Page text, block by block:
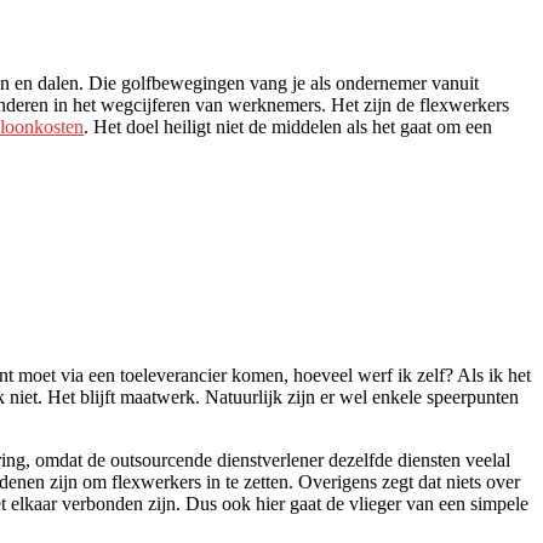
en dalen. Die golfbewegingen vang je als ondernemer vanuit
in het wegcijferen van werknemers. Het zijn de flexwerkers
. Het doel heiligt niet de middelen als het gaat om een
moet via een toeleverancier komen, hoeveel werf ik zelf? Als ik het
Het blijft maatwerk. Natuurlijk zijn er wel enkele speerpunten
omdat de outsourcende dienstverlener dezelfde diensten veelal
zijn om flexwerkers in te zetten. Overigens zegt dat niets over
verbonden zijn. Dus ook hier gaat de vlieger van een simpele